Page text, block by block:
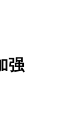
强